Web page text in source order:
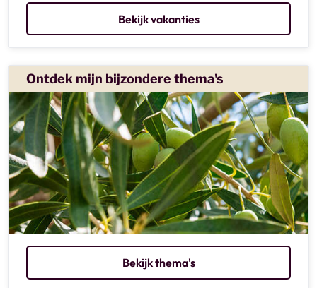
Bekijk vakanties
Ontdek mijn bijzondere thema's
Bekijk thema's